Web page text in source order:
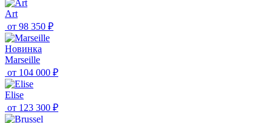
Art
от 98 350 ₽
Новинка
Marseille
от 104 000 ₽
Elise
от 123 300 ₽